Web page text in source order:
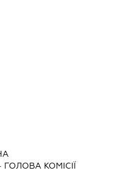
ГОЛОВА КОМІСІЇ